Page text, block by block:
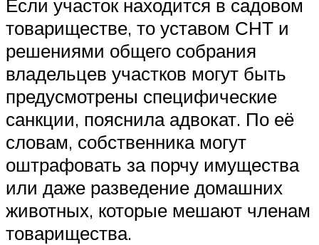
Если участок находится в садовом
товариществе, то уставом СНТ и
решениями общего собрания
владельцев участков могут быть
предусмотрены специфические
санкции, пояснила адвокат. По её
словам, собственника могут
оштрафовать за порчу имущества
или даже разведение домашних
животных, которые мешают членам
товарищества.